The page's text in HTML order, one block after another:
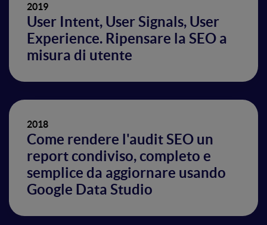
2019
User Intent, User Signals, User
Experience. Ripensare la SEO a
misura di utente
2018
Come rendere l'audit SEO un
report condiviso, completo e
semplice da aggiornare usando
Google Data Studio